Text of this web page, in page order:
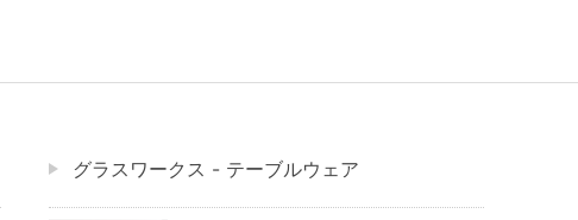
グラスワークス - テーブルウェア